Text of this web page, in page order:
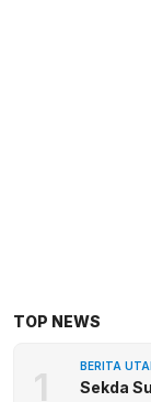
TOP NEWS
1 BERITA
Sekda